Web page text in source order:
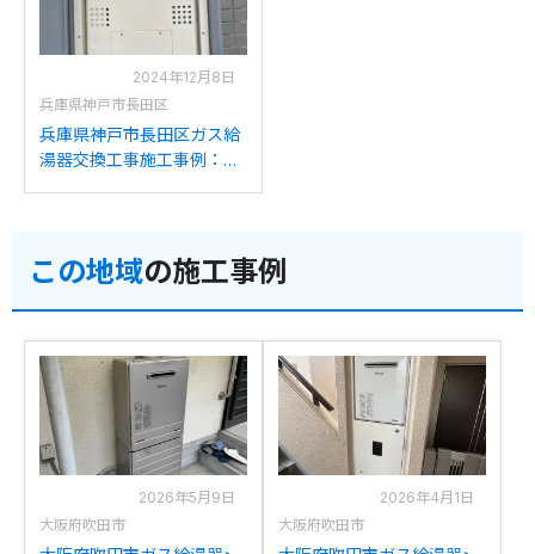
2024年12月8日
兵庫県神戸市長田区
兵庫県神戸市長田区ガス給
湯器交換工事施工事例：ハ
この地域の施工事例
2026年5月9日
大阪府吹田市
2026年4月1日
大阪府吹田市